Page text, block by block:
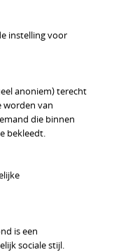
instelling voor
anoniem) terecht
worden van
die binnen
bekleedt.
is een
sociale stijl.